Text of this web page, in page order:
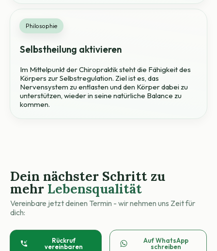
Philosophie
Selbstheilung aktivieren
Im Mittelpunkt der Chiropraktik steht die Fähigkeit des
Körpers zur Selbstregulation. Ziel ist es, das
Nervensystem zu entlasten und den Körper dabei zu
unterstützen, wieder in seine natürliche Balance zu
kommen.
Dein nächster Schritt zu
mehr Lebensqualität
Vereinbare jetzt deinen Termin - wir nehmen uns Zeit für
dich:
Rückruf
vereinbaren
Auf WhatsApp
schreiben